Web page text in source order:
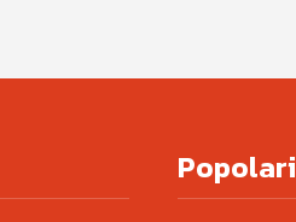
Popolari